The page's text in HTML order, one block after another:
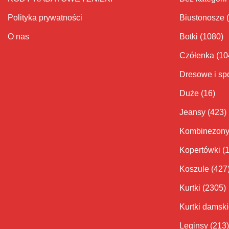
Polityka prywatności
O nas
Biustonosze
Botki (1080)
Czółenka
Dresowe i
Duże (16)
Jeansy (423)
Kombinezony
Kopertówki
Koszule
Kurtki (2305)
Kurtki
Leginsy (213)